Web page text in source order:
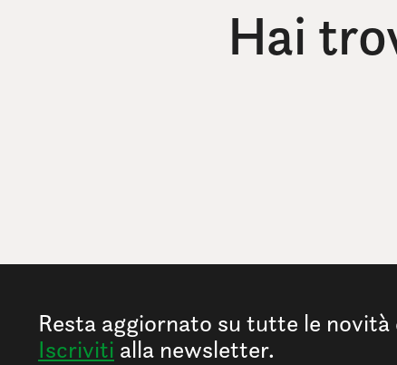
Hai
Resta aggiornato su tutte le
Iscriviti alla newsletter.